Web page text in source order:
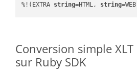
%!(EXTRA string=HTML, string
Conversion simple XLT
sur Ruby SDK